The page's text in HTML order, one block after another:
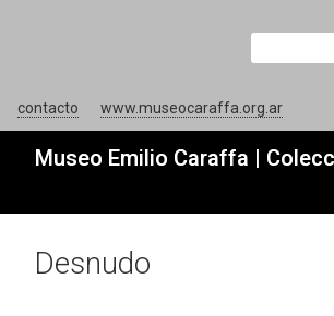
contacto www.museocaraffa.org.ar
Museo Emilio Caraffa |
Desnudo